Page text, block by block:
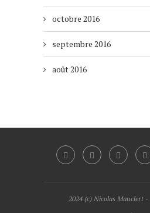
octobre 2016
septembre 2016
août 2016
2024 (c) Nicolas Mauclert